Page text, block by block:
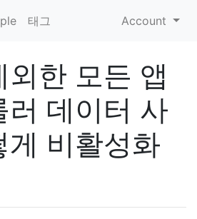
태그 Account
한 모든 앱
러 데이터 사
게 비활성화